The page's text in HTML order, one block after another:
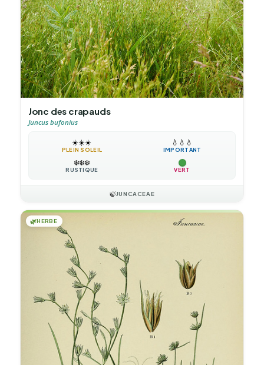
Jonc des crapauds
Juncus bufonius
☀️☀️☀️
PLEIN SOLEIL
💧 💧 💧
IMPORTANT
❄️❄️❄️
RUSTIQUE VERT
🍃JUNCACEAE
🌿HERBE